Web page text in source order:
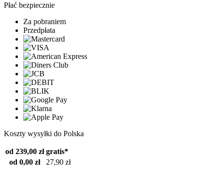
Płać bezpiecznie
Za pobraniem
Przedpłata
Koszty wysyłki do Polska
od 239,00 zł gratis*
od 0,00 zł
27,90 zł